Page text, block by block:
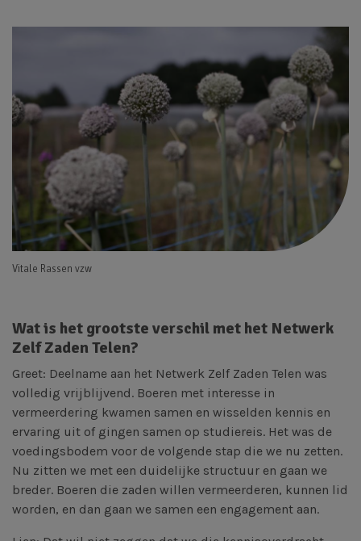
Vitale Rassen vzw
Wat is het grootste verschil met het Netwerk
Zelf Zaden Telen?
Greet: Deelname aan het Netwerk Zelf Zaden Telen was
volledig vrijblijvend. Boeren met interesse in
vermeerdering kwamen samen en wisselden kennis en
ervaring uit of gingen samen op studiereis. Het was de
voedingsbodem voor de volgende stap die we nu zetten.
Nu zitten we met een duidelijke structuur en gaan we
breder. Boeren die zaden willen vermeerderen, kunnen lid
worden, en dan gaan we samen een engagement aan.